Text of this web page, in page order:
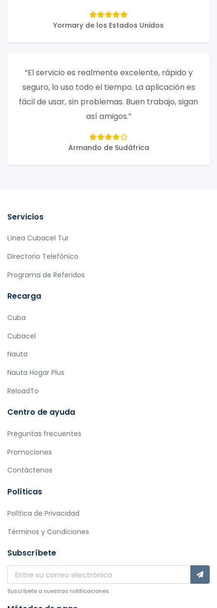
Yormary de los Estados Unidos
“El servicio es realmente excelente, rápido y
seguro, lo uso todo el tiempo. La aplicación es
fácil de usar, sin problemas. Buen trabajo, sigan
así amigos.”
Armando de Sudáfrica
Servicios
Línea Cubacel Tur
Directorio Telefónico
Programa de Referidos
Recarga
Cuba
Cubacel
Nauta
Nauta Hogar Plus
ReloadTo
Centro de ayuda
Preguntas frecuentes
Promociones
Contáctenos
Políticas
Política de Privacidad
Términos y Condiciones
Subscríbete
Suscríbete a nuestras notificaciones.